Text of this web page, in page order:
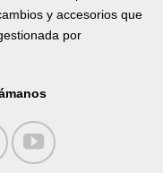
y accesorios que
por